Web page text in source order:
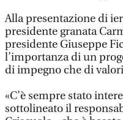
Alla presentazione di
presidente granata
presidente Giuseppe
l’importanza di un
di impegno che di
«C’è sempre stato
sottolineato il